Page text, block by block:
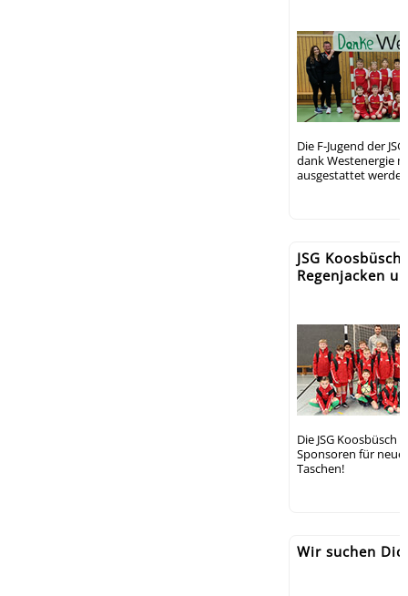
Die F-Jugend der
dank Westenergie
ausgestattet
JSG Koosbüsch
Regenjacken
Die JSG Koosbüsch
Sponsoren für neue
Taschen!
Wir suchen